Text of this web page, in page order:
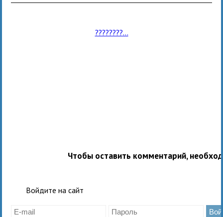
????????...
Чтобы оставить комментарий,
Войдите на сайт